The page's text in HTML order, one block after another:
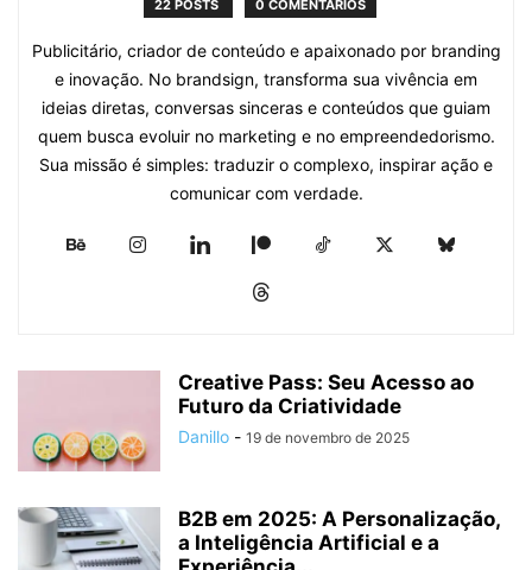
22 POSTS 0 COMENTÁRIOS
Publicitário, criador de conteúdo e apaixonado por branding
e inovação. No brandsign, transforma sua vivência em
ideias diretas, conversas sinceras e conteúdos que guiam
quem busca evoluir no marketing e no empreendedorismo.
Sua missão é simples: traduzir o complexo, inspirar ação e
comunicar com verdade.
Creative Pass: Seu Acesso ao
Futuro da Criatividade
Danillo - 19 de novembro de 2025
B2B em 2025: A Personalização,
a Inteligência Artificial e a